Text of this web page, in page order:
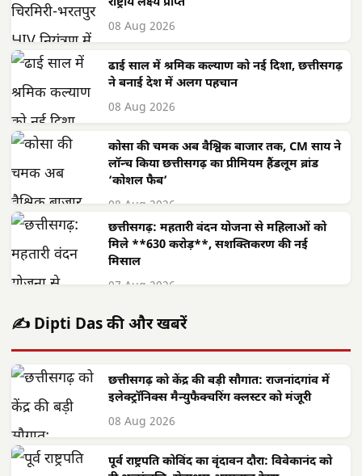
08 Aug 2026
ढाई साल में श्रमिक कल्याण को नई दिशा, छत्तीसगढ़
ने बनाई देश में अलग पहचान
08 Aug 2026
कोसा की चमक अब वैश्विक बाजार तक, CM साय ने
लॉन्च किया छत्तीसगढ़ का प्रीमियम हैंडलूम ब्रांड
‘कोशल फैब’
08 Aug 2026
छत्तीसगढ़: महतारी वंदन योजना से महिलाओं को
मिले **630 करोड़**, सशक्तिकरण की नई
मिसाल
07 Aug 2026
✍️ Dipti Das की और खबरें
छत्तीसगढ़ को केंद्र की बड़ी सौगात: राजनांदगांव में
इलेक्ट्रॉनिक्स मैन्युफैक्चरिंग क्लस्टर को मंजूरी
08 Aug 2026
पूर्व राष्ट्रपति कोविंद का वृंदावन दौरा: विवेकानंद को